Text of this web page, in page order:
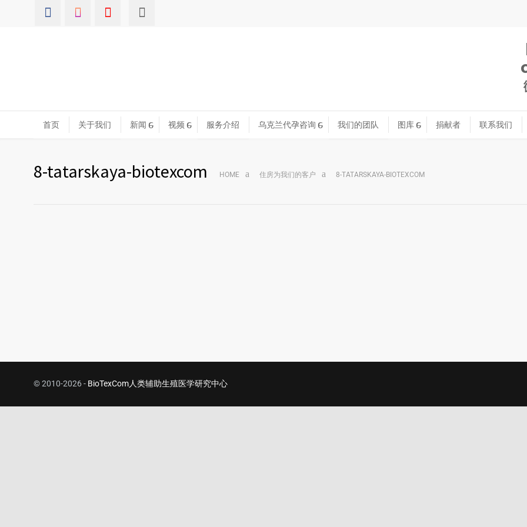
首页 关于我们 新闻 视频 服务介绍 乌克兰代孕咨询 我们的团队 图库 捐献者 联系我们
8-tatarskaya-biotexcom HOME 住房为我们的客户 8-TATARSKAYA-BIOTEXCOM
© 2010-2026 - BioTexCom人类辅助生殖医学研究中心